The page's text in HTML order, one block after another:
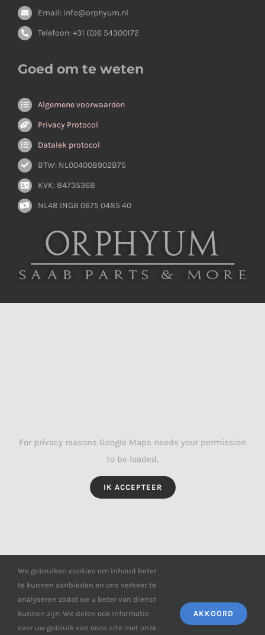
Email: info@orphyum.nl
Telefoon: +31 (0)6 54300172
Goed om te weten
Algemene voorwaarden
Privacy Protocol
Datalek protocol
BTW: NL004008902B75
KVK: 84735368
NL48 INGB 0675 0485 40
For privacy reasons Google Maps needs your permission
to be loaded.
IK ACCEPTEER
We gebruiken cookies om inhoud beter
te kunnen aanbieden en ons verkeer te
analyseren zodat we u beter van dienst
kunnen zijn. We delen ook informatie
over uw gebruik van onze site met onze
AKKOORD